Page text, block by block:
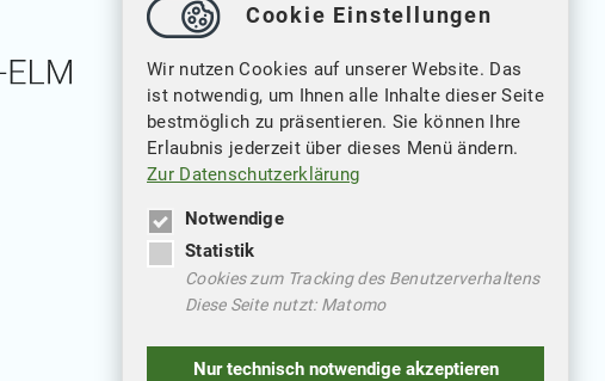
Weitere Verlinkungen
Datenschutz
Impressum
Cookie Einstellungen
Wir nutzen Cookies auf unserer Website. Das
ist notwendig, um Ihnen alle Inhalte dieser Seite
bestmöglich zu präsentieren. Sie können Ihre
Erlaubnis jederzeit über dieses Menü ändern.
Zur Datenschutzerklärung
Notwendige
Statistik
Cookies zum Tracking des Benutzerverhaltens
Diese Seite nutzt: Matomo
Nur technisch notwendige akzeptieren